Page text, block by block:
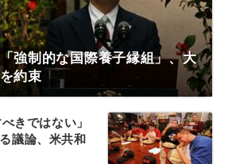
強制的な国際養子縁組」、大
約束
きではない」
議論、米共和